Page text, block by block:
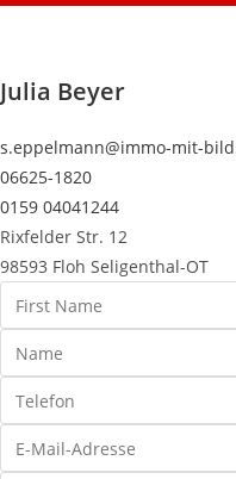
Julia Beyer
s.eppelmann@immo-mit-
06625-1820
0159 04041244
Rixfelder Str. 12
98593 Floh Seligenthal-OT